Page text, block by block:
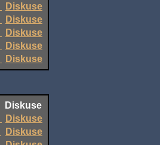
Diskuse
Diskuse
Diskuse
Diskuse
Diskuse
Diskuse
Diskuse
Diskuse